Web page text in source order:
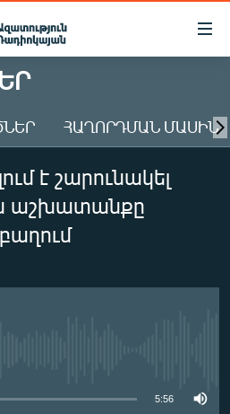
ՀԱՂՈՐԴՄԱՆ ՄԱՍԻՆ
է շարունակել
աշխատանքը
5:56